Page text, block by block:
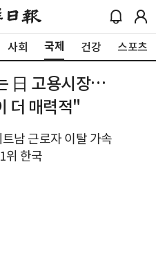
사회 국제 건강 스포츠
日 고용시장…
더 매력적"
남 근로자 이탈 가속
위 한국